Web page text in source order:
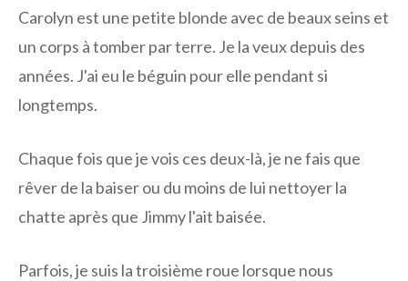
Carolyn est une petite blonde avec de beaux seins et
un corps à tomber par terre. Je la veux depuis des
années. J'ai eu le béguin pour elle pendant si
longtemps.
Chaque fois que je vois ces deux-là, je ne fais que
rêver de la baiser ou du moins de lui nettoyer la
chatte après que Jimmy l'ait baisée.
Parfois, je suis la troisième roue lorsque nous